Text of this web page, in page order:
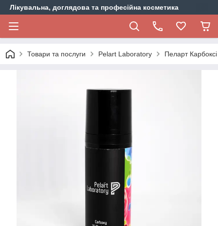
Лікувальна, доглядова та професійна косметика
Товари та послуги Pelart Laboratory Пеларт